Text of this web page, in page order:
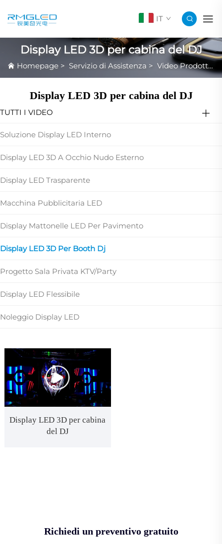
IT
Display LED 3D per cabina del DJ
Homepage > Servizio di Assistenza > Video Prodotto in Evidenza
Display LED 3D per cabina del DJ
TUTTI I VIDEO
Soluzione Display LED Interno
Display LED 3D A Occhio Nudo Esterno
Display LED Trasparente
Macchina Pubblicitaria LED
Display Mattonelle LED Per Pavimento
Display LED 3D Per Booth Dj
Progetto Sala Privata KTV/Party
Display LED Flessibile
Noleggio Display LED
Display LED 3D per cabina
del DJ
Richiedi un preventivo gratuito